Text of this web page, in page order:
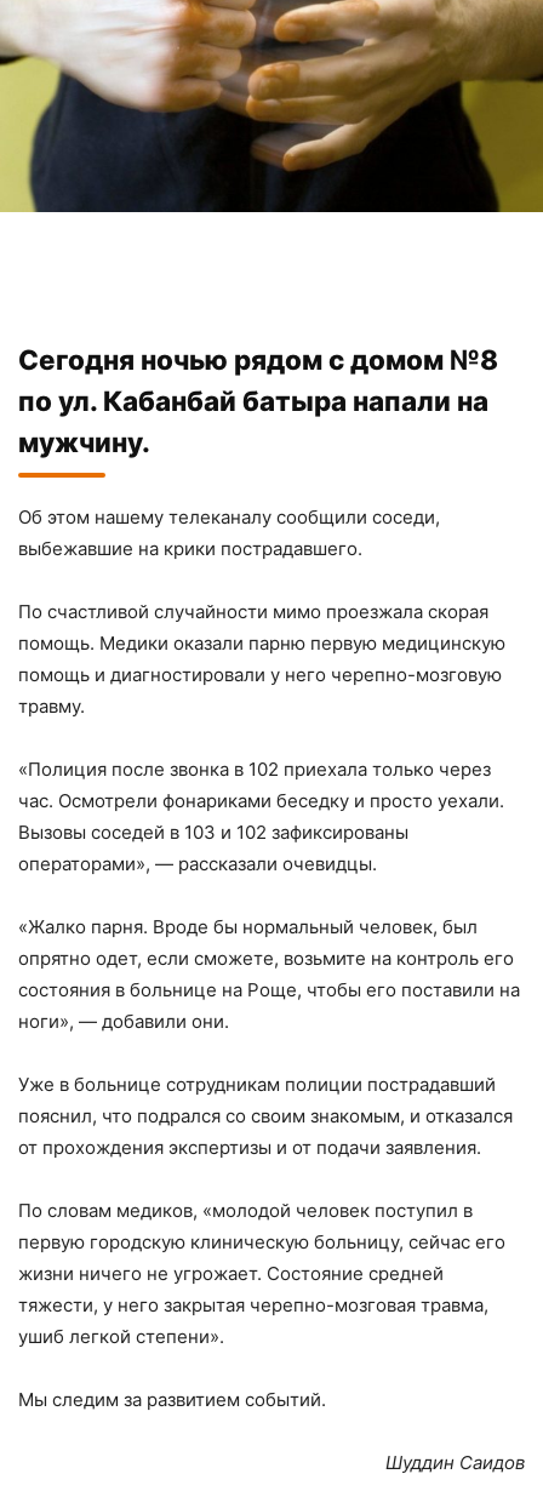
Сегодня ночью рядом с домом №8
по ул. Кабанбай батыра напали на
мужчину.
Об этом нашему телеканалу сообщили соседи,
выбежавшие на крики пострадавшего.
По счастливой случайности мимо проезжала скорая
помощь. Медики оказали парню первую медицинскую
помощь и диагностировали у него черепно-мозговую
травму.
«Полиция после звонка в 102 приехала только через
час. Осмотрели фонариками беседку и просто уехали.
Вызовы соседей в 103 и 102 зафиксированы
операторами», — рассказали очевидцы.
«Жалко парня. Вроде бы нормальный человек, был
опрятно одет, если сможете, возьмите на контроль его
состояния в больнице на Роще, чтобы его поставили на
ноги», — добавили они.
Уже в больнице сотрудникам полиции пострадавший
пояснил, что подрался со своим знакомым, и отказался
от прохождения экспертизы и от подачи заявления.
По словам медиков, «молодой человек поступил в
первую городскую клиническую больницу, сейчас его
жизни ничего не угрожает. Состояние средней
тяжести, у него закрытая черепно-мозговая травма,
ушиб легкой степени».
Мы следим за развитием событий.
Шуддин Саидов